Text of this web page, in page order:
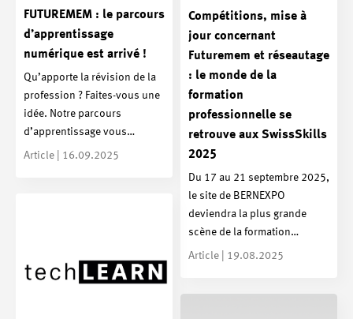
FUTUREMEM : le parcours
d’apprentissage
numérique est arrivé !
Qu’apporte la révision de la
profession ? Faites-vous une
idée. Notre parcours
d’apprentissage vous…
Article | 16.09.2025
Compétitions, mise à
jour concernant
Futuremem et réseautage
: le monde de la
formation
professionnelle se
retrouve aux SwissSkills
2025
Du 17 au 21 septembre 2025,
le site de BERNEXPO
deviendra la plus grande
scène de la formation…
Article | 19.08.2025